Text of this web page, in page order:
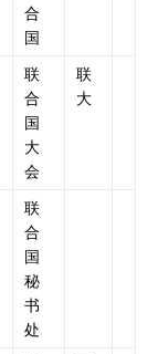
合
国
联
合
国
大
会
联
大
联
合
国
秘
书
处